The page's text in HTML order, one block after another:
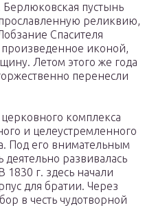
пустынь
реликвию,
Спасителя
иконой,
Летом этого же года
перенесли
комплекса
и целеустремленного
Под его внимательным
деятельно развивалась
1830 г. здесь начали
для братии. Через
в честь чудотворной